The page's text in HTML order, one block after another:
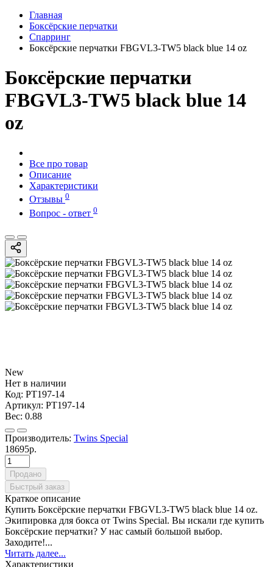
Главная
Боксёрские перчатки
Спарринг
Боксёрские перчатки FBGVL3-TW5 black blue 14 oz
Боксёрские перчатки
FBGVL3-TW5 black blue 14
oz
Все про товар
Описание
Характеристики
Отзывы 0
Вопрос - ответ 0
New
Нет в наличии
Код: PT197-14
Артикул: PT197-14
Вес: 0.88
Производитель: Twins Special
18695р.
Продано
Быстрый заказ
Краткое описание
Купить Боксёрские перчатки FBGVL3-TW5 black blue 14 oz.
Экипировка для бокса от Twins Special. Вы искали где купить
Боксёрские перчатки? У нас самый большой выбор.
Заходите!...
Читать далее...
Характеристики